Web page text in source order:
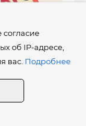
согласие
об IP-адресе,
вас. Подробнее